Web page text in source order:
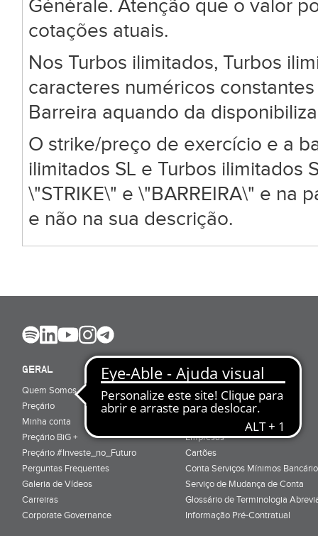
Générale. Atenção que o valor
cotações atuais.
Nos Turbos ilimitados, Turbos
caracteres numéricos
Barreira aquando da
O strike/preço de exercício e a
ilimitados SL e Turbos ilimitados
\"STRIKE\" e \"BARREIRA\" e na
e não na sua descrição.
GERAL
Quem Somos
Preçário
Minha conta
Preçário BiG +
Preçário #Investe_no_Futuro
Perguntas Frequentes
Galeria de Vídeos
Carreiras
Corporate Governance
ABRIR CONTA
Porquê ser cliente
Particulares
Empresas
Cartões
Conta Serviços Mínimos
Serviço de Mudança de Conta
Glossário de Terminologia
Informação Pré-Contratual